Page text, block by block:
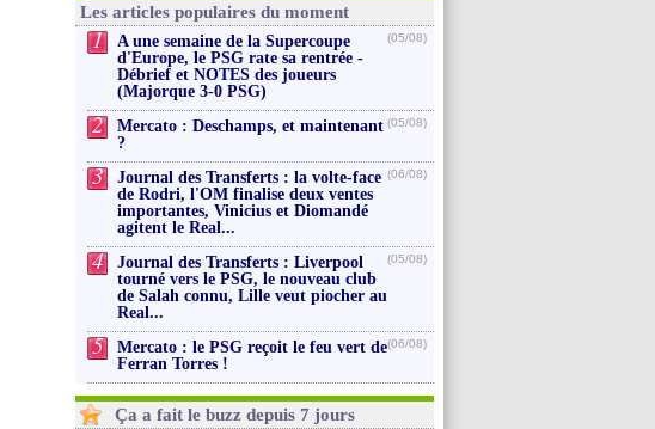
Les articles populaires du moment
1
A une semaine de la Supercoupe
d'Europe, le PSG rate sa rentrée -
Débrief et NOTES des joueurs
(Majorque 3-0 PSG)
(05/08)
2
Mercato : Deschamps, et maintenant
?
(05/08)
3
Journal des Transferts : la volte-face
de Rodri, l'OM finalise deux ventes
importantes, Vinicius et Diomandé
agitent le Real...
(06/08)
4
Journal des Transferts : Liverpool
tourné vers le PSG, le nouveau club
de Salah connu, Lille veut piocher au
Real...
(05/08)
5
Mercato : le PSG reçoit le feu vert de
Ferran Torres !
(06/08)
Ça a fait le buzz depuis 7 jours